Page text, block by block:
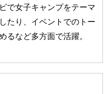
で女子キャンプをテーマ
たり、イベントでのトー
るなど多方面で活躍。